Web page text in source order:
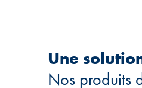
Une
Nos produits